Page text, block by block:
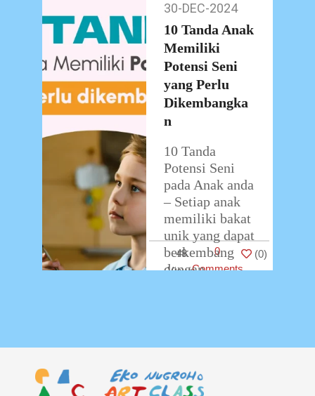
berpikir kritis
mereka. Jika
Anda mencari
tempat
…
Dec-
2024
30-DEC-2024
10 Tanda Anak
Memiliki
Potensi Seni
yang Perlu
Dikembangka
n
10 Tanda
Potensi Seni
pada Anak anda
– Setiap anak
memiliki bakat
unik yang dapat
berkembang
dengan
…
48
0
Comments
(0)